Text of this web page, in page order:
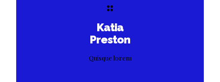
Katia
Preston
Quisque lorem